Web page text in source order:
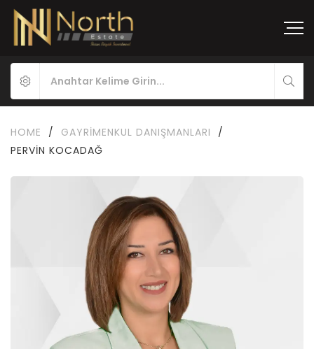
HOME / GAYRIMENKUL DANIŞMANLARI
/
PERVIN KOCADAĞ